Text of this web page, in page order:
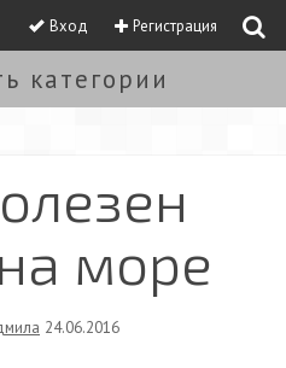
Вход Регистрация
категории
море
24.06.2016